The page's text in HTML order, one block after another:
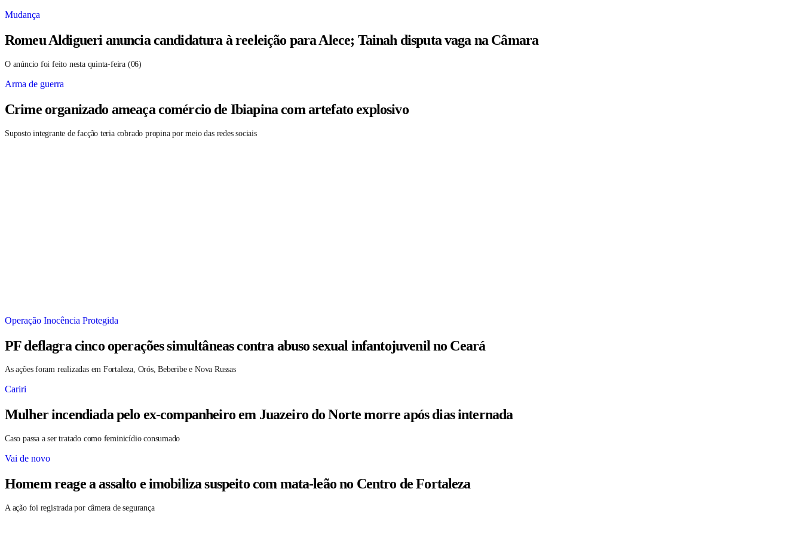
Mudança
Romeu Aldigueri anuncia candidatura à reeleição para Alece; Tainah disputa vaga na Câmara
O anúncio foi feito nesta quinta-feira (06)
Arma de guerra
Crime organizado ameaça comércio de Ibiapina com artefato explosivo
Suposto integrante de facção teria cobrado propina por meio das redes sociais
Operação Inocência Protegida
PF deflagra cinco operações simultâneas contra abuso sexual infantojuvenil no Ceará
As ações foram realizadas em Fortaleza, Orós, Beberibe e Nova Russas
Cariri
Mulher incendiada pelo ex-companheiro em Juazeiro do Norte morre após dias internada
Caso passa a ser tratado como feminicídio consumado
Vai de novo
Homem reage a assalto e imobiliza suspeito com mata-leão no Centro de Fortaleza
A ação foi registrada por câmera de segurança